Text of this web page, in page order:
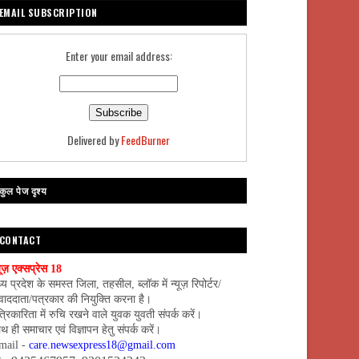
EMAIL SUBSCRIPTION
Enter your email address:
Delivered byFeedBurner
पेज दृश्य
CONTACT
एक्सप्रेस 18
प्रदेश के समस्त जिला, तहसील, ब्लॉक में न्यूज़ रिपोर्टर/
पत्रकार की नियुक्ति करना है।
में रुचि रखने वाले युवक युवती संपर्क करें।
ही समाचार एवं विज्ञापन हेतु संपर्क करें।
- care.newsexpress18@gmail.com